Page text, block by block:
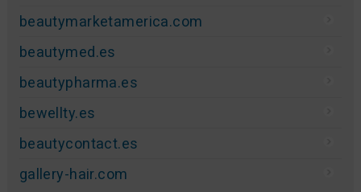
beautymarketamerica.com
beautymed.es
beautypharma.es
bewellty.es
beautycontact.es
gallery-hair.com